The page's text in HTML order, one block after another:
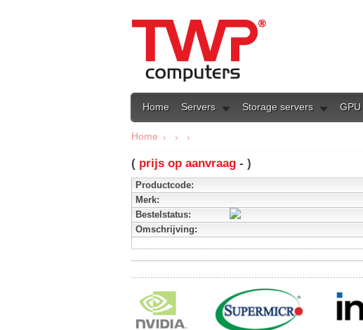
Home Servers Storage servers
Home
( prijs op aanvraag - )
Productcode:
Merk:
Bestelstatus:
Omschrijving: